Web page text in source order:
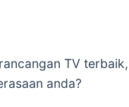
TV terbaik,
anda?